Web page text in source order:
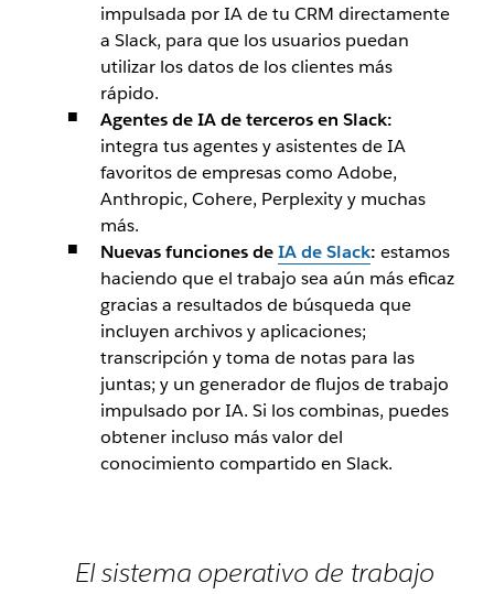
impulsada por IA de tu CRM directamente
a Slack, para que los usuarios puedan
utilizar los datos de los clientes más
rápido.
Agentes de IA de terceros en Slack:
integra tus agentes y asistentes de IA
favoritos de empresas como Adobe,
Anthropic, Cohere, Perplexity y muchas
más.
Nuevas funciones deIA de Slack: estamos
haciendo que el trabajo sea aún más eficaz
gracias a resultados de búsqueda que
incluyen archivos y aplicaciones;
transcripción y toma de notas para las
juntas; y un generador de flujos de trabajo
impulsado por IA. Si los combinas, puedes
obtener incluso más valor del
conocimiento compartido en Slack.
El sistema operativo de trabajo